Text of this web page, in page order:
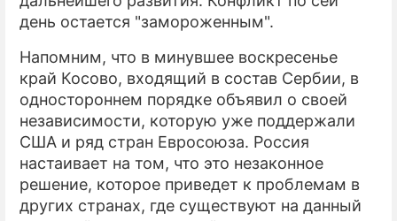
день остается "замороженным".
Напомним, что в минувшее воскресенье
край Косово, входящий в состав Сербии, в
одностороннем порядке объявил о своей
независимости, которую уже поддержали
США и ряд стран Евросоюза. Россия
настаивает на том, что это незаконное
решение, которое приведет к проблемам в
других странах, где существуют на данный